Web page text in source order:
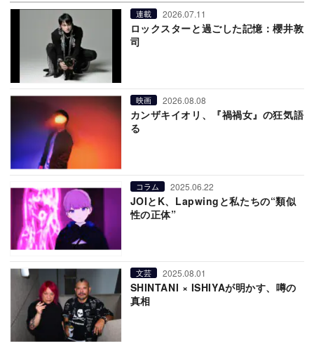
連載 2026.07.11
ロックスターと過ごした記憶：櫻井敦
司
映画 2026.08.08
カンザキイオリ、『禍禍女』の狂気語
る
コラム 2025.06.22
JOIとK、Lapwingと私たちの“類似
性の正体”
文芸 2025.08.01
SHINTANI × ISHIYAが明かす、噂の
真相